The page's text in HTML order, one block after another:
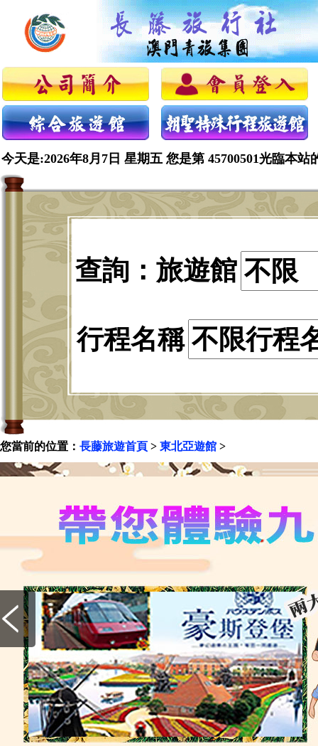
今天是:2026年8月7日 星期五 您是第 45700501光臨本站
查詢：旅遊館
行程名稱
您當前的位置： 長藤旅遊首頁 > 東北亞遊館 >